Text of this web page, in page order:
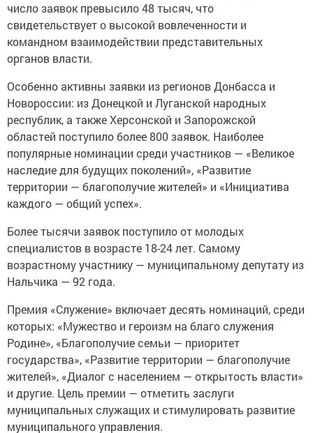
число заявок превысило 48 тысяч, что
свидетельствует о высокой вовлеченности и
командном взаимодействии представительных
органов власти.
Особенно активны заявки из регионов Донбасса и
Новороссии: из Донецкой и Луганской народных
республик, а также Херсонской и Запорожской
областей поступило более 800 заявок. Наиболее
популярные номинации среди участников — «Великое
наследие для будущих поколений», «Развитие
территории — благополучие жителей» и «Инициатива
каждого — общий успех».
Более тысячи заявок поступило от молодых
специалистов в возрасте 18-24 лет. Самому
возрастному участнику — муниципальному депутату из
Нальчика — 92 года.
Премия «Служение» включает десять номинаций, среди
которых: «Мужество и героизм на благо служения
Родине», «Благополучие семьи — приоритет
государства», «Развитие территории — благополучие
жителей», «Диалог с населением — открытость власти»
и другие. Цель премии — отметить заслуги
муниципальных служащих и стимулировать развитие
муниципального управления.